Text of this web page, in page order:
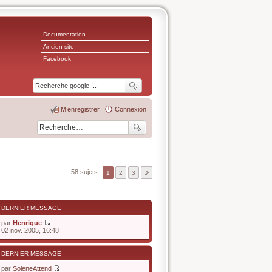
Documentation
Ancien site
Facebook
Connexion
M’enregistrer
58 sujets 1 2 3
DERNIER MESSAGE
par Henrique
V
i
r
l
e
02 nov. 2005, 16:48
DERNIER MESSAGE
par SoleneAttend